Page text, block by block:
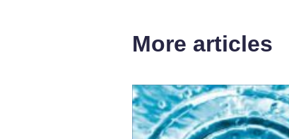
More articles